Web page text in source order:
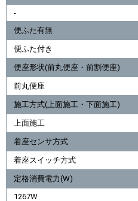
-
便ふた有無
便ふた付き
便座形状(前丸便座・前割便座)
前丸便座
施工方式(上面施工・下面施工)
上面施工
着座センサ方式
着座スイッチ方式
定格消費電力(W)
1267W